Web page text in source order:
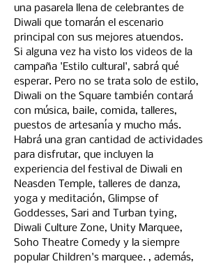
una pasarela llena de celebrantes de
Diwali que tomarán el escenario
principal con sus mejores atuendos.
Si alguna vez ha visto los videos de la
campaña 'Estilo cultural', sabrá qué
esperar. Pero no se trata solo de estilo,
Diwali on the Square también contará
con música, baile, comida, talleres,
puestos de artesanía y mucho más.
Habrá una gran cantidad de actividades
para disfrutar, que incluyen la
experiencia del festival de Diwali en
Neasden Temple, talleres de danza,
yoga y meditación, Glimpse of
Goddesses, Sari and Turban tying,
Diwali Culture Zone, Unity Marquee,
Soho Theatre Comedy y la siempre
popular Children's marquee. , además,